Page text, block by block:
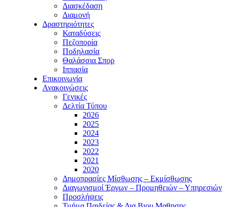
Διασκέδαση
Διαμονή
Δραστηριότητες
Καταδύσεις
Πεζοπορία
Ποδηλασία
Θαλάσσια Σπορ
Ιππασία
Επικοινωνία
Ανακοινώσεις
Γενικές
Δελτία Τύπου
2026
2025
2024
2023
2022
2021
2020
Δημοπρασίες Μίσθωσης – Εκμίσθωσης
Διαγωνισμοί Έργων – Προμηθειών – Υπηρεσιών
Προσλήψεις